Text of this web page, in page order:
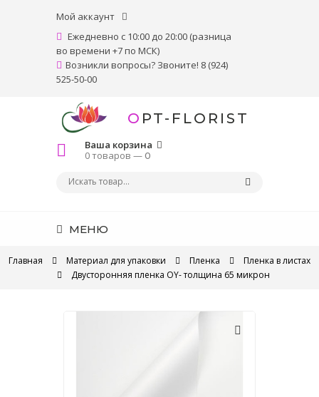
Мой аккаунт
Ежедневно с 10:00 до 20:00 (разница
во времени +7 по МСК)
Возникли вопросы? Звоните! 8 (924)
525-50-00
OPT-FLORIST
Ваша корзина
0 товаров —0
МЕНЮ
Главная Материал для упаковки Пленка
Пленка в листах
Двусторонняя пленка OY- толщина 65 микрон